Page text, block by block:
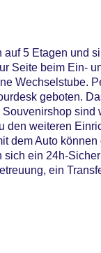
5 Etagen und
Seite beim Ein-
Wechselstube.
geboten.
weiteren
dem Auto
ein 24h-
ein